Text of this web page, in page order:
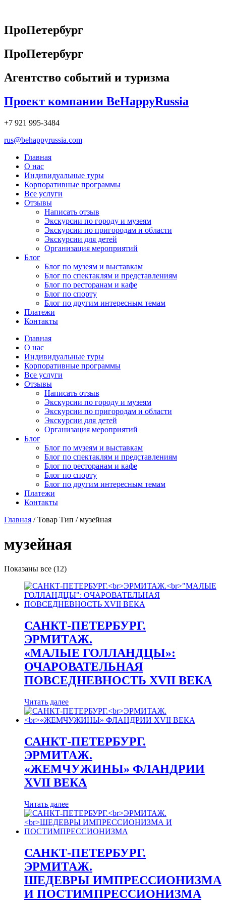
содержимому
ПроПетербург
ПроПетербург
Агентство событий и туризма
Проект компании BeHappyRussia
+7 921 995-3484
rus@behappyrussia.com
Главная
О нас
Индивидуальные туры
Корпоративные программы
Все услуги
Отзывы
Написать отзыв
Экскурсии по городу и музеям
Экскурсии по пригородам и области
Экскурсии для детей
Организация мероприятий
Блог
Блог по музеям и выставкам
Блог по спектаклям и представлениям
Блог по ресторанам и кафе
Блог по спорту
Блог по другим интересным темам
Платежи
Контакты
Главная
О нас
Индивидуальные туры
Корпоративные программы
Все услуги
Отзывы
Написать отзыв
Экскурсии по городу и музеям
Экскурсии по пригородам и области
Экскурсии для детей
Организация мероприятий
Блог
Блог по музеям и выставкам
Блог по спектаклям и представлениям
Блог по ресторанам и кафе
Блог по спорту
Блог по другим интересным темам
Платежи
Контакты
Главная / Товар Тип / музейная
музейная
Показаны все (12)Сортировка:
недавние
САНКТ-ПЕТЕРБУРГ.
ЭРМИТАЖ.
«МАЛЫЕ ГОЛЛАНДЦЫ»:
ОЧАРОВАТЕЛЬНАЯ
ПОВСЕДНЕВНОСТЬ XVII ВЕКА
Читать далее
САНКТ-ПЕТЕРБУРГ.
ЭРМИТАЖ.
«ЖЕМЧУЖИНЫ» ФЛАНДРИИ
XVII ВЕКА
Читать далее
САНКТ-ПЕТЕРБУРГ.
ЭРМИТАЖ.
ШЕДЕВРЫ ИМПРЕССИОНИЗМА
И ПОСТИМПРЕССИОНИЗМА